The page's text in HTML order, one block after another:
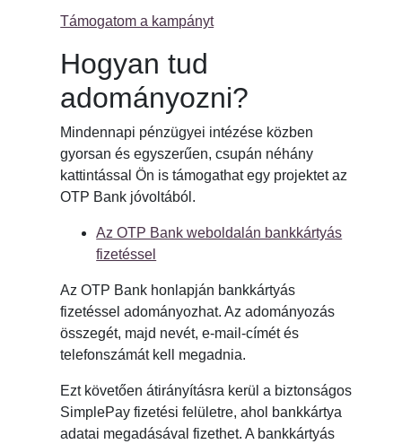
Támogatom a kampányt
Hogyan tud
adományozni?
Mindennapi pénzügyei intézése közben
gyorsan és egyszerűen, csupán néhány
kattintással Ön is támogathat egy projektet az
OTP Bank jóvoltából.
Az OTP Bank weboldalán bankkártyás
fizetéssel
Az OTP Bank honlapján bankkártyás
fizetéssel adományozhat. Az adományozás
összegét, majd nevét, e-mail-címét és
telefonszámát kell megadnia.
Ezt követően átirányításra kerül a biztonságos
SimplePay fizetési felületre, ahol bankkártya
adatai megadásával fizethet. A bankkártyás